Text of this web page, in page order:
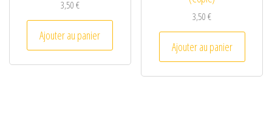
3,50€
Ajouter au panier
3,50€
Ajouter au panier